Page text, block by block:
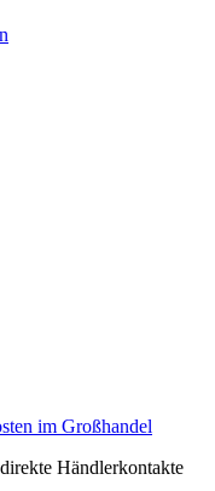
im Großhandel
Händlerkontakte